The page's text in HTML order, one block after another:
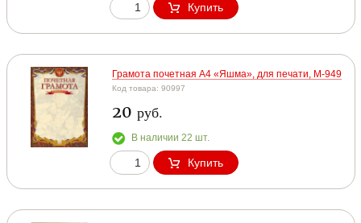
Купить
Грамота почетная А4 «Яшма», для печати, М-949
Код товара: 90997
20 руб.
В наличии 22 шт.
Купить